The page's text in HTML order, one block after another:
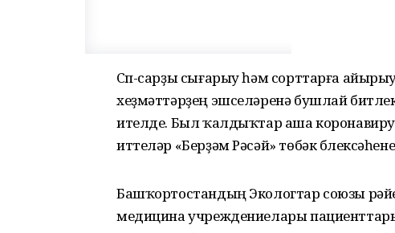
Сүп-сарҙы сығарыу һәм сорттарға
хеҙмәттәрҙең эшселәренә бушлай
ителде. Был ҡалдыҡтар аша
иттеләр «Берҙәм Рәсәй» төбәк
Башҡортостандың Экологтар союзы
медицина учреждениелары